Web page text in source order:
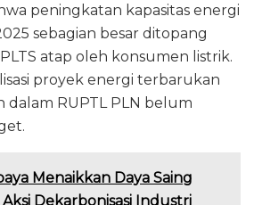
peningkatan kapasitas energi
sebagian besar ditopang
atap oleh konsumen listrik.
proyek energi terbarukan
dalam RUPTL PLN belum
Menaikkan Daya Saing
Dekarbonisasi Industri